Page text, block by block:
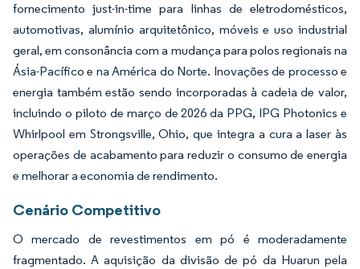
fornecimento just-in-time para linhas de eletrodomésticos,
automotivas, alumínio arquitetônico, móveis e uso industrial
geral, em consonância com a mudança para polos regionais na
Ásia-Pacífico e na América do Norte. Inovações de processo e
energia também estão sendo incorporadas à cadeia de valor,
incluindo o piloto de março de 2026 da PPG, IPG Photonics e
Whirlpool em Strongsville, Ohio, que integra a cura a laser às
operações de acabamento para reduzir o consumo de energia
e melhorar a economia de rendimento.
Cenário Competitivo
O mercado de revestimentos em pó é moderadamente
fragmentado. A aquisição da divisão de pó da Huarun pela